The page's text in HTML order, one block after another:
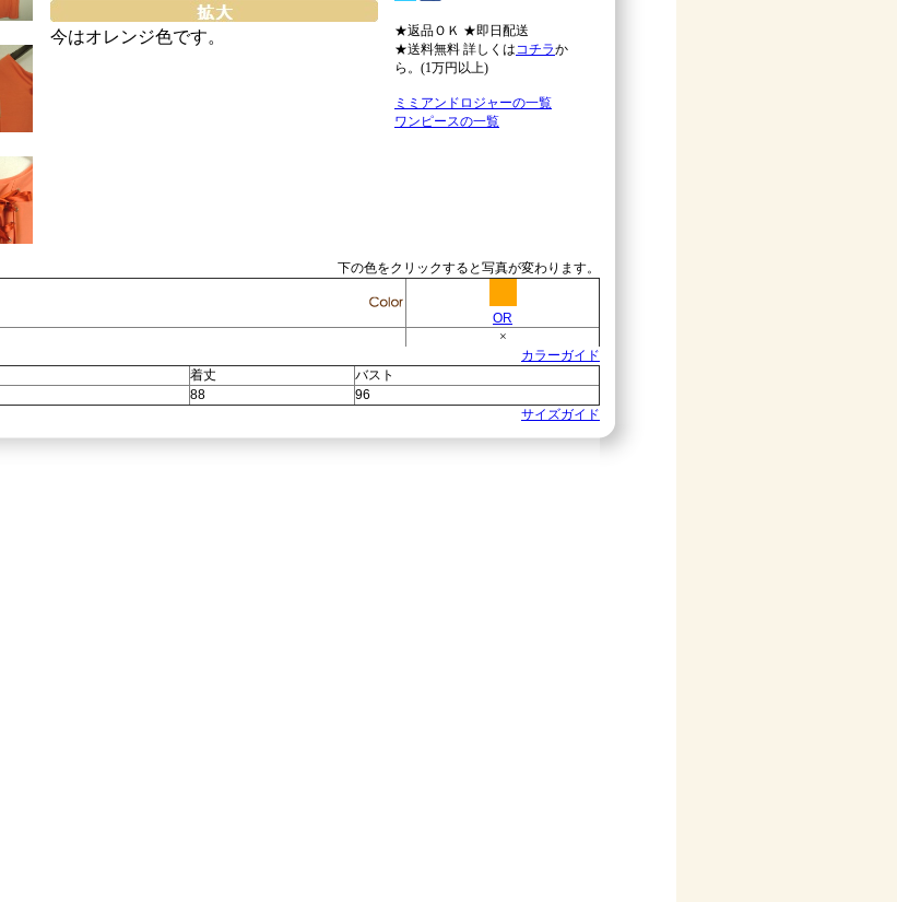
今はオレンジ色です。
★返品ＯＫ ★即日配送
★送料無料 詳しくはコチラか
ら。(1万円以上)
ミミアンドロジャーの一覧
ワンピースの一覧
下の色をクリックすると写真が変わります。
OR
×
カラーガイド
着丈
バスト
88
96
サイズガイド